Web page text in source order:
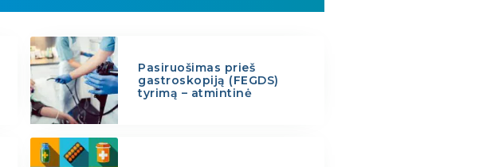
Pasiruošimas prieš
gastroskopiją (FEGDS)
tyrimą – atmintinė